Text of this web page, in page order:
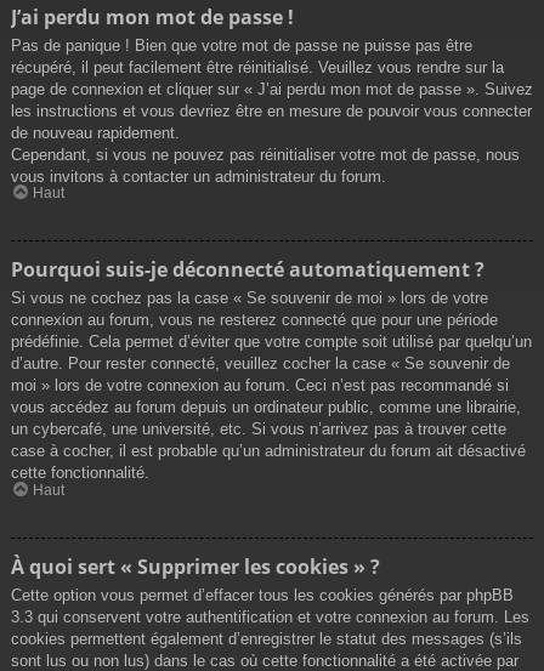
J’ai perdu mon mot de passe !
Pas de panique ! Bien que votre mot de passe ne puisse pas être
récupéré, il peut facilement être réinitialisé. Veuillez vous rendre sur la
page de connexion et cliquer sur « J’ai perdu mon mot de passe ». Suivez
les instructions et vous devriez être en mesure de pouvoir vous connecter
de nouveau rapidement.
Cependant, si vous ne pouvez pas réinitialiser votre mot de passe, nous
vous invitons à contacter un administrateur du forum.
Haut
Pourquoi suis-je déconnecté automatiquement ?
Si vous ne cochez pas la case « Se souvenir de moi » lors de votre
connexion au forum, vous ne resterez connecté que pour une période
prédéfinie. Cela permet d’éviter que votre compte soit utilisé par quelqu’un
d’autre. Pour rester connecté, veuillez cocher la case « Se souvenir de
moi » lors de votre connexion au forum. Ceci n’est pas recommandé si
vous accédez au forum depuis un ordinateur public, comme une librairie,
un cybercafé, une université, etc. Si vous n’arrivez pas à trouver cette
case à cocher, il est probable qu’un administrateur du forum ait désactivé
cette fonctionnalité.
Haut
À quoi sert « Supprimer les cookies » ?
Cette option vous permet d’effacer tous les cookies générés par phpBB
3.3 qui conservent votre authentification et votre connexion au forum. Les
cookies permettent également d’enregistrer le statut des messages (s’ils
sont lus ou non lus) dans le cas où cette fonctionnalité a été activée par